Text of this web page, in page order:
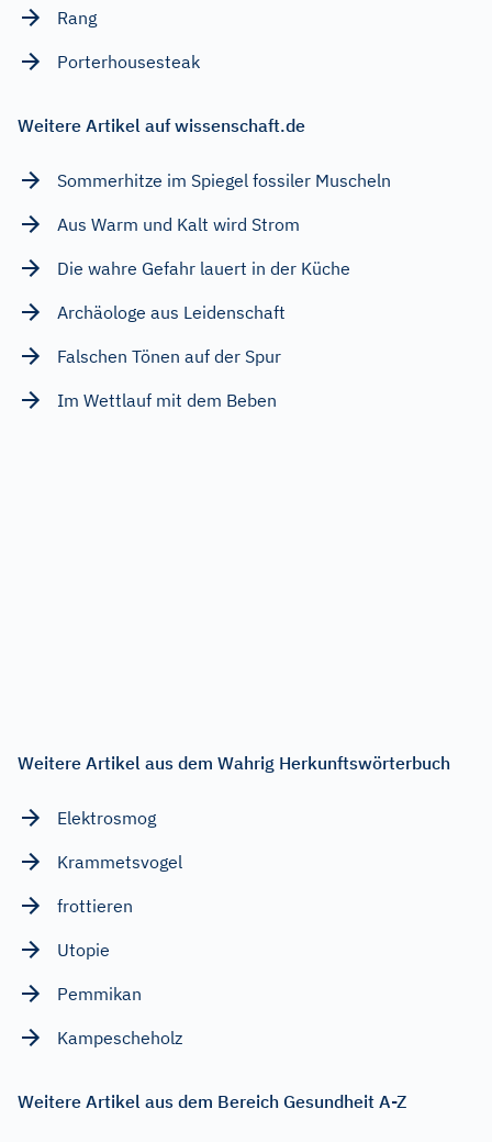
Rang
Porterhousesteak
Weitere Artikel auf wissenschaft.de
Sommerhitze im Spiegel fossiler Muscheln
Aus Warm und Kalt wird Strom
Die wahre Gefahr lauert in der Küche
Archäologe aus Leidenschaft
Falschen Tönen auf der Spur
Im Wettlauf mit dem Beben
Weitere Artikel aus dem Wahrig Herkunftswörterbuch
Elektrosmog
Krammetsvogel
frottieren
Utopie
Pemmikan
Kampescheholz
Weitere Artikel aus dem Bereich Gesundheit A-Z